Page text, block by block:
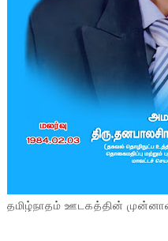
தமிழ்நாதம் ஊடகத்தின்